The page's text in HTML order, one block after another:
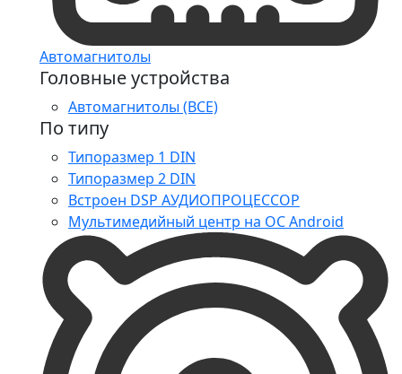
Автомагнитолы
Головные устройства
Автомагнитолы (ВСЕ)
По типу
Типоразмер 1 DIN
Типоразмер 2 DIN
Встроен DSP АУДИОПРОЦЕССОР
Мультимедийный центр на ОС Android